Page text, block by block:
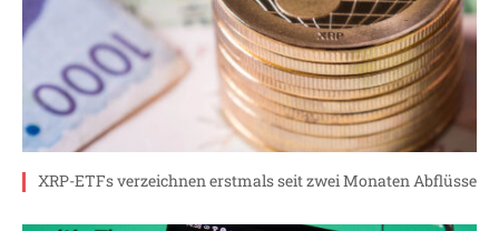
XRP-ETFs verzeichnen erstmals seit zwei Monaten Abflüsse